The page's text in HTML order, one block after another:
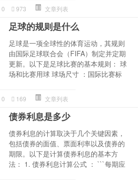
0 973 文章列表
足球的规则是什么
足球是一项全球性的体育运动，其规则
由国际足球联合会（FIFA）制定并定期
更新。以下是足球比赛的基本规则： 球
场和比赛用球 球场尺寸 ：国际比赛标
0 169 文章列表
债券利息是多少
债券利息的计算取决于几个关键因素，
包括债券的面值、票面利率以及债券的
期限。以下是计算债券利息的基本方
法： 1. 债券利息计算公式 ： ```每期应